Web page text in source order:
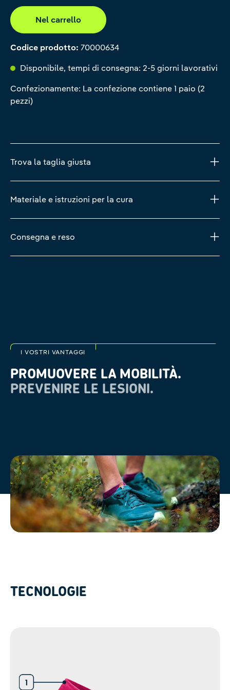
Nel carrello
Codice prodotto: 70000634
Disponibile, tempi di consegna: 2-5 giorni lavorativi
Confezionamente: La confezione contiene 1 paio (2
pezzi)
Trova la taglia giusta
Materiale e istruzioni per la cura
Consegna e reso
I VOSTRI VANTAGGI
PROMUOVERE LA MOBILITÀ.
PREVENIRE LE LESIONI.
TECNOLOGIE